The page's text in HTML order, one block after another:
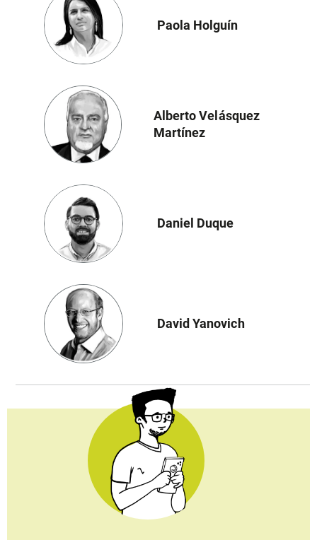
Paola Holguín
Alberto Velásquez
Martínez
Daniel Duque
David Yanovich